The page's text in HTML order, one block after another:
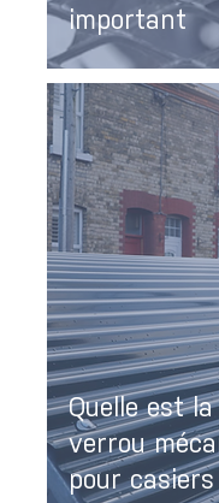
important
Quelle est
verrou
pour